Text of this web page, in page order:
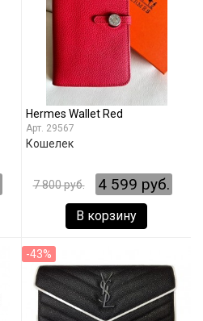
Hermes Wallet Red
29567
Кошелек
7 800 руб. 4 599 руб.
В корзину
-43%